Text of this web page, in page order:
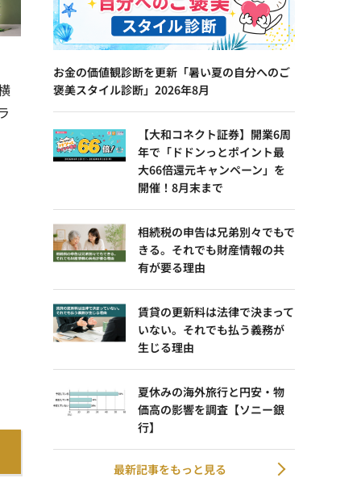
お金の価値観診断を更新「暑い夏の自分へのご
褒美スタイル診断」2026年8月
【大和コネクト証券】開業6周
年で「ドドンっとポイント最
大66倍還元キャンペーン」を
開催！8月末まで
相続税の申告は兄弟別々でもで
きる。それでも財産情報の共
有が要る理由
賃貸の更新料は法律で決まって
いない。それでも払う義務が
生じる理由
夏休みの海外旅行と円安・物
価高の影響を調査【ソニー銀
行】
最新記事をもっと見る